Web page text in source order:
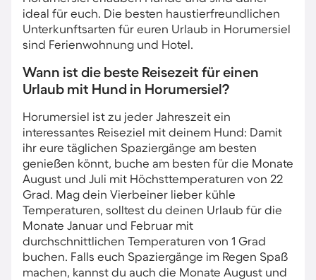
ideal für euch. Die besten haustierfreundlichen
Unterkunftsarten für euren Urlaub in Horumersiel
sind Ferienwohnung und Hotel.
Wann ist die beste Reisezeit für einen
Urlaub mit Hund in Horumersiel?
Horumersiel ist zu jeder Jahreszeit ein
interessantes Reiseziel mit deinem Hund: Damit
ihr eure täglichen Spaziergänge am besten
genießen könnt, buche am besten für die Monate
August und Juli mit Höchsttemperaturen von 22
Grad. Mag dein Vierbeiner lieber kühle
Temperaturen, solltest du deinen Urlaub für die
Monate Januar und Februar mit
durchschnittlichen Temperaturen von 1 Grad
buchen. Falls euch Spaziergänge im Regen Spaß
machen, kannst du auch die Monate August und